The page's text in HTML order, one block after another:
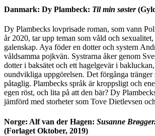
Danmark: Dy Plambeck: Til min søster
Dy Plambecks lovprisade roman, som vann
år 2020, tar upp teman som våld och
galenskap. Aya föder en dotter och systern
våldsamma pojkvän. Systrarna åker genom
dotter i baksätet och ett hagelgevär i
oundvikliga uppgörelsen. Det förgånga tränger
påtaglig. Plambecks språk är kroppsligt och
egen röst, och lita på att den bär? Dy
jämförd med storheter som Tove Dietlevsen
Norge: Alf van der Hagen: Susanne Brøgger.
(Forlaget Oktober, 2019)